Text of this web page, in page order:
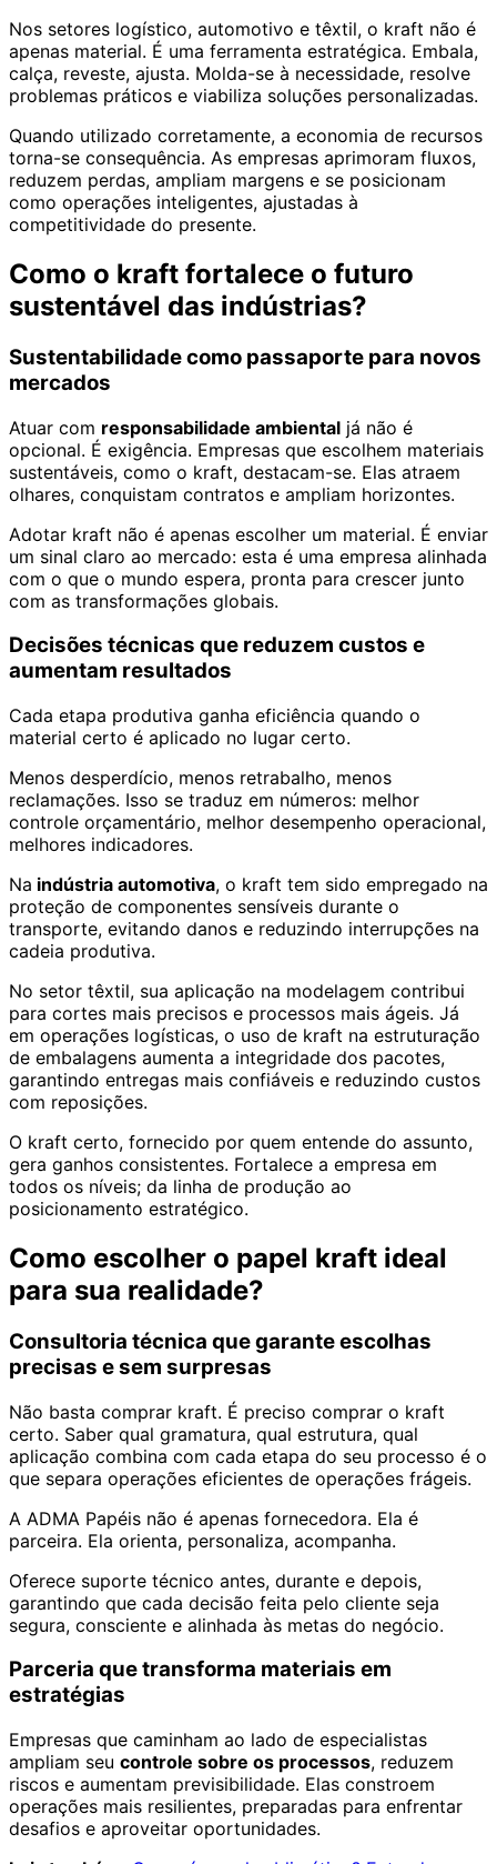
Nos setores logístico, automotivo e têxtil, o kraft não é
apenas material. É uma ferramenta estratégica. Embala,
calça, reveste, ajusta. Molda-se à necessidade, resolve
problemas práticos e viabiliza soluções personalizadas.
Quando utilizado corretamente, a economia de recursos
torna-se consequência. As empresas aprimoram fluxos,
reduzem perdas, ampliam margens e se posicionam
como operações inteligentes, ajustadas à
competitividade do presente.
Como o kraft fortalece o futuro
sustentável das indústrias?
Sustentabilidade como passaporte para novos
mercados
Atuar com responsabilidade ambiental já não é
opcional. É exigência. Empresas que escolhem materiais
sustentáveis, como o kraft, destacam-se. Elas atraem
olhares, conquistam contratos e ampliam horizontes.
Adotar kraft não é apenas escolher um material. É enviar
um sinal claro ao mercado: esta é uma empresa alinhada
com o que o mundo espera, pronta para crescer junto
com as transformações globais.
Decisões técnicas que reduzem custos e
aumentam resultados
Cada etapa produtiva ganha eficiência quando o
material certo é aplicado no lugar certo.
Menos desperdício, menos retrabalho, menos
reclamações. Isso se traduz em números: melhor
controle orçamentário, melhor desempenho operacional,
melhores indicadores.
Na indústria automotiva, o kraft tem sido empregado na
proteção de componentes sensíveis durante o
transporte, evitando danos e reduzindo interrupções na
cadeia produtiva.
No setor têxtil, sua aplicação na modelagem contribui
para cortes mais precisos e processos mais ágeis. Já
em operações logísticas, o uso de kraft na estruturação
de embalagens aumenta a integridade dos pacotes,
garantindo entregas mais confiáveis e reduzindo custos
com reposições.
O kraft certo, fornecido por quem entende do assunto,
gera ganhos consistentes. Fortalece a empresa em
todos os níveis; da linha de produção ao
posicionamento estratégico.
Como escolher o papel kraft ideal
para sua realidade?
Consultoria técnica que garante escolhas
precisas e sem surpresas
Não basta comprar kraft. É preciso comprar o kraft
certo. Saber qual gramatura, qual estrutura, qual
aplicação combina com cada etapa do seu processo é o
que separa operações eficientes de operações frágeis.
A ADMA Papéis não é apenas fornecedora. Ela é
parceira. Ela orienta, personaliza, acompanha.
Oferece suporte técnico antes, durante e depois,
garantindo que cada decisão feita pelo cliente seja
segura, consciente e alinhada às metas do negócio.
Parceria que transforma materiais em
estratégias
Empresas que caminham ao lado de especialistas
ampliam seu controle sobre os processos, reduzem
riscos e aumentam previsibilidade. Elas constroem
operações mais resilientes, preparadas para enfrentar
desafios e aproveitar oportunidades.